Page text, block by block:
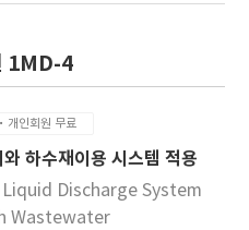
입을 포함한 응집침전공
현재 시공된 것과 동일한
를 건설, 운영하여, 반
성과 주요 설계 인자를 확
개선 사항은 실시설계시 반
1MD-4
개인회원 무료
하수재이용 시스템 적용
Discharge System
Wastewater